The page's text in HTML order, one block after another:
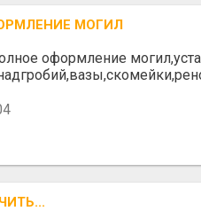
МОГИЛ
оформление